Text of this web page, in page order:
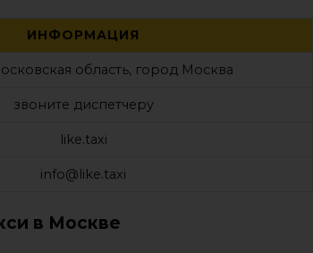
ИНФОРМАЦИЯ
область, город Москва
звоните диспетчеру
like.taxi
info@like.taxi
в Москве